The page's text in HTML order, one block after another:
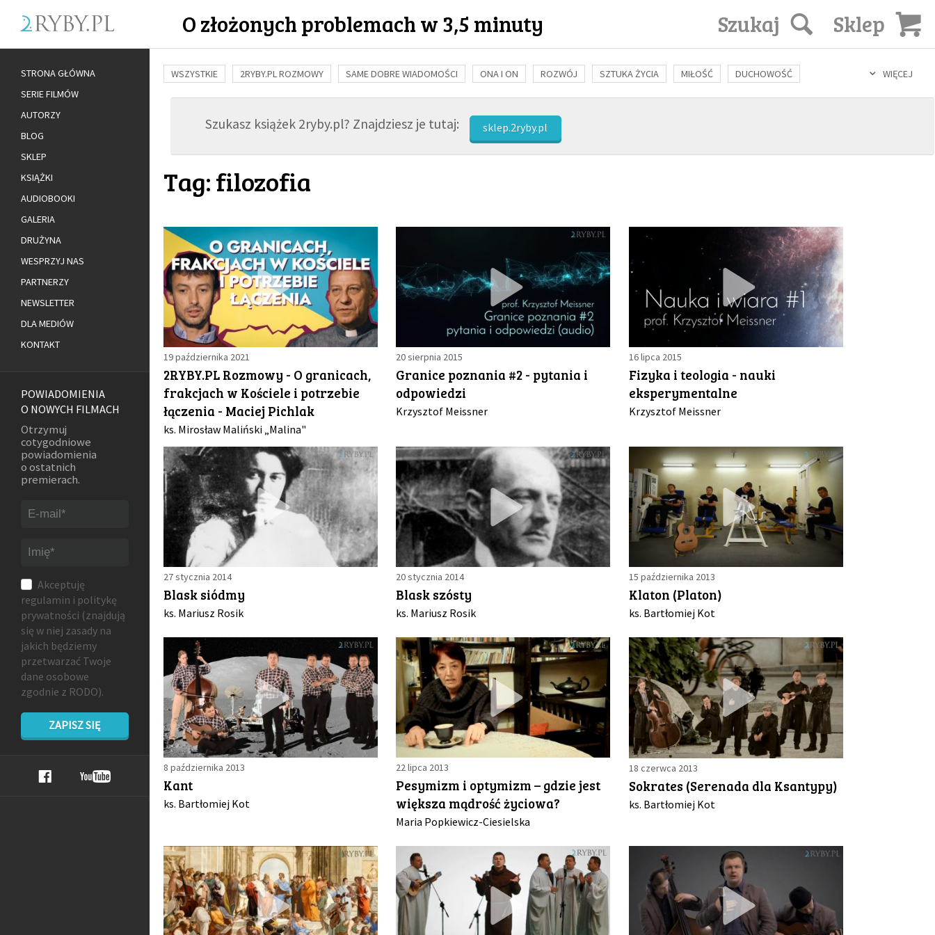
O złożonych problemach w 3,5 minuty Sklep
Szukaj
WIĘCEJ
WSZYSTKIE 2RYBY.PL ROZMOWY SAME DOBRE WIADOMOŚCI ONA I ON ROZWÓJ SZTUKA ŻYCIA MIŁOŚĆ DUCHOWOŚĆ
BUDOWANIE WIĘZI RODZINA NAUKA BIBLIA KOBIETA MĘŻCZYZNA RELIGIE FILOZOFIA KULTURA ŚWIĘCI SEKS IN VITRO
ADOPCJASzukasz książek 2ryby.pl? Znajdziesz je tutaj: sklep.2ryby.pl
Tag: filozofia
19 października 2021
2RYBY.PL Rozmowy - O granicach,
frakcjach w Kościele i potrzebie
łączenia - Maciej Pichlak
ks. Mirosław Maliński „Malina"
20 sierpnia 2015
Granice poznania #2 - pytania i
odpowiedzi
Krzysztof Meissner
16 lipca 2015
Fizyka i teologia - nauki
eksperymentalne
Krzysztof Meissner
27 stycznia 2014
Blask siódmy
ks. Mariusz Rosik
20 stycznia 2014
Blask szósty
ks. Mariusz Rosik
15 października 2013
Klaton (Platon)
ks. Bartłomiej Kot
8 października 2013
Kant
ks. Bartłomiej Kot
22 lipca 2013
Pesymizm i optymizm – gdzie jest
większa mądrość życiowa?
Maria Popkiewicz-Ciesielska
18 czerwca 2013
Sokrates (Serenada dla Ksantypy)
ks. Bartłomiej Kot
STRONA GŁÓWNA
SERIE FILMÓW
AUTORZY
BLOG
SKLEP
KSIĄŻKI
AUDIOBOOKI
GALERIA
DRUŻYNA
WESPRZYJ NAS
PARTNERZY
NEWSLETTER
DLA MEDIÓW
KONTAKT
POWIADOMIENIA
O NOWYCH FILMACH
Otrzymuj
cotygodniowe
powiadomienia
o ostatnich
premierach.
Akceptuję
regulamin i politykę
prywatności (znajdują
się w niej zasady na
jakich będziemy
przetwarzać Twoje
dane osobowe
zgodnie z RODO).
ZAPISZ SIĘ